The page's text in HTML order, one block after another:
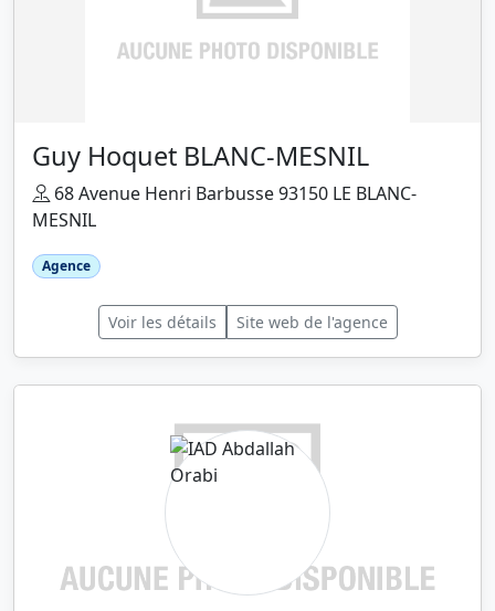
Guy Hoquet BLANC-MESNIL
68 Avenue Henri Barbusse 93150 LE BLANC-
MESNIL
Agence
Voir les détails Site web de l'agence